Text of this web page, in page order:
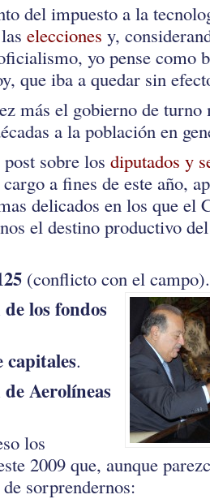
del impuesto a la
elecciones y,
yo pense como
que iba a quedar sin
más el gobierno de
a la población en
sobre los diputados y
a fines de este año,
delicados en los que el
el destino productivo
(conflicto con el campo).
los fondos
capitales.
Aerolíneas
los
2009 que, aunque
sorprendernos: